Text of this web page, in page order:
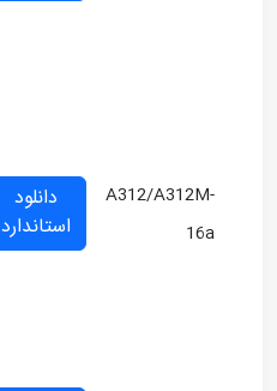
A312/A312M-
16a
دانلود
استاندارد